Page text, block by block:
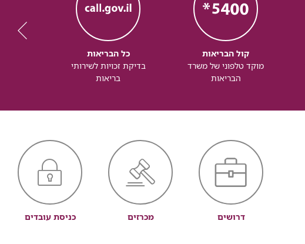
קול הבריאות
מוקד טלפוני של משרד
הבריאות
כל הבריאות
בדיקת זכויות לשירותי
בריאות
דרושים מכרזים כניסת עובדים